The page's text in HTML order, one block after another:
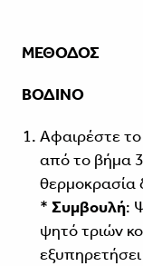
ΜΕΘΟΔΟΣ
ΒΟΔΙΝΟ
Αφαιρέστε
από το βήμα
θερμοκρασία
* Συμβουλή:
ψητό τριών